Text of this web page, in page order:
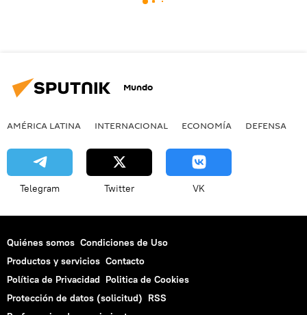
Mundo
AMÉRICA LATINA INTERNACIONAL ECONOMÍA DEFENSA
Telegram Twitter VK
Quiénes somos Condiciones de Uso
Productos y servicios Contacto
Política de Privacidad Politica de Cookies
Protección de datos (solicitud) RSS